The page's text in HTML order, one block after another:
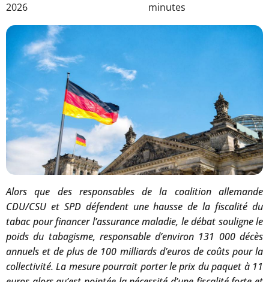
2026
minutes
Alors que des responsables de la coalition allemande
CDU/CSU et SPD défendent une hausse de la fiscalité du
tabac pour financer l’assurance maladie, le débat souligne le
poids du tabagisme, responsable d’environ 131 000 décès
annuels et de plus de 100 milliards d’euros de coûts pour la
collectivité. La mesure pourrait porter le prix du paquet à 11